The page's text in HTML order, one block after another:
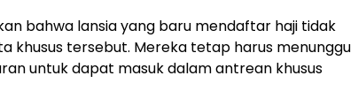
bahwa lansia yang baru mendaftar haji tidak
khusus tersebut. Mereka tetap harus menunggu
untuk dapat masuk dalam antrean khusus